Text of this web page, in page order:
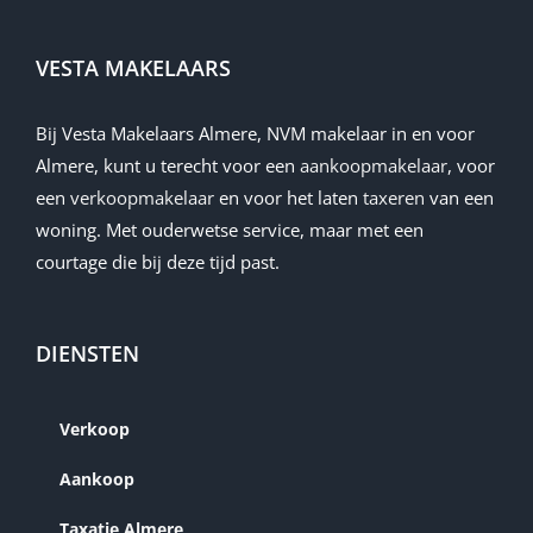
Overloop met toegang tot:
voorzien van airconditioning
• Luxe en compleet uitgevoerde badkamer met ligbad,
inloopdouche, wastafelmeubel, handdoekradiator en verlaagd
plafond met spotjes
• Cv-kast
________________________________________
aangelegd met sierbestrating, siergrind en hoge schuttingen
voor privacy. In de voortuin staat tevens een houten berging
VESTA MAKELAARS
Bij Vesta Makelaars Almere, NVM makelaar in en voor
Almere, kunt u terecht voor een aankoopmakelaar, voor
een verkoopmakelaar en voor het laten taxeren van een
woning. Met ouderwetse service, maar met een
courtage die bij deze tijd past.
DIENSTEN
Verkoop
Aankoop